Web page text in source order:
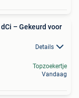
– Gekeurd voor
Details
Topzoekertje
Vandaag